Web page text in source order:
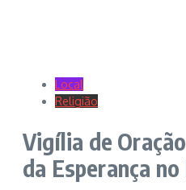
Local
Religião
Vigília de
da Esperança